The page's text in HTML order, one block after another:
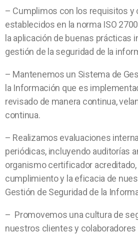
– Cumplimos con los requisitos y
establecidos en la norma ISO
la aplicación de buenas prácticas
gestión de la seguridad de la
– Mantenemos un Sistema de
la Información que es
revisado de manera continua,
continua.
– Realizamos evaluaciones
periódicas, incluyendo auditorías
organismo certificador acreditado,
cumplimiento y la eficacia de
Gestión de Seguridad de la
– Promovemos una cultura de
nuestros clientes y colaboradores